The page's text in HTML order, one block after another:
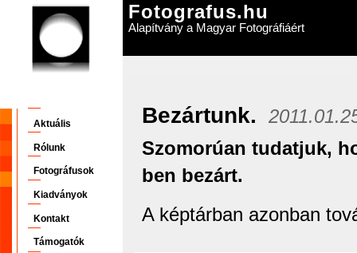
Fotografus.hu
Alapítvány a Magyar Fotográfiáért
Aktuális
Rólunk
Fotográfusok
Kiadványok
Kontakt
Támogatók
Bezártunk.
Szomorúan tudatjuk,
ben bezárt.
A képtárban azonban